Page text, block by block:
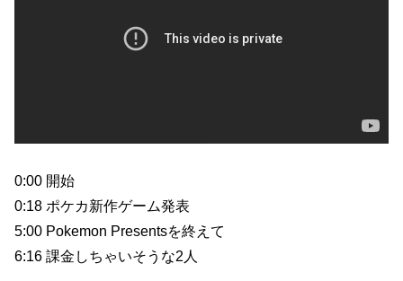
0:00 開始
0:18 ポケカ新作ゲーム発表
5:00 Pokemon Presentsを終えて
6:16 課金しちゃいそうな2人